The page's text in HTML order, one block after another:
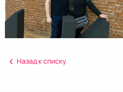
Назад к списку